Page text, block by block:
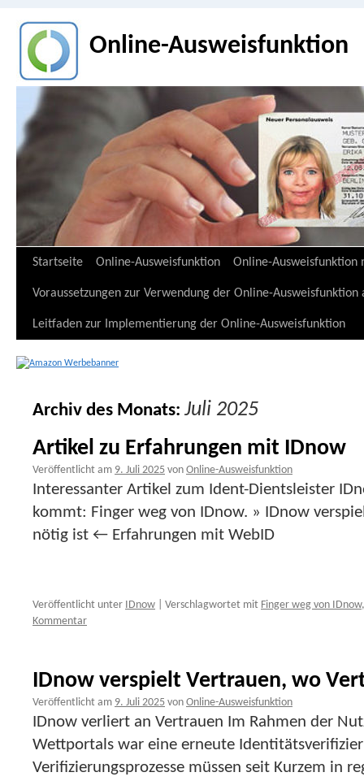
Online-Ausweisfunktion
Zum
Inhalt
springen
Startseite Online-Ausweisfunktion Online-Ausweisfunktion
Voraussetzungen zur Verwendung der Online-Ausweisfunktion
Leitfaden zur Implementierung der Online-Ausweisfunktion
Archiv des Monats: Juli 2025
Artikel zu Erfahrungen mit IDnow
Veröffentlicht am 9. Juli 2025 von Online-Ausweisfunktion
Interessanter Artikel zum Ident-Dientsleister
kommt: Finger weg von IDnow. » IDnow
nötig ist ← Erfahrungen mit WebID
Veröffentlicht unter IDnow Verschlagwortet mit Finger weg von IDnow
Kommentar
IDnow verspielt Vertrauen, wo
Veröffentlicht am 9. Juli 2025 von Online-Ausweisfunktion
IDnow verliert an Vertrauen Im Rahmen der
Wettportals war eine erneute
Verifizierungsprozesse müssen seit Kurzem in